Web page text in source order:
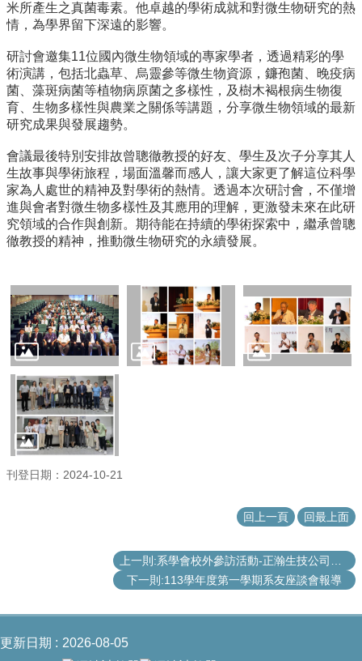
聯
絡
訊
English
最
新
消
息
系
所
簡
介
位
成
員
研
究
成
果
學
生
專
下
米所產生之真菌毒素。他卓越的學術成就和對微生物研究的熱
情，為學界留下深遠的影響。
研討會邀集11位國內微生物領域的專家學者，透過精彩的學
術演講，包括北蟲草、烏靈參等微生物資源，鐮孢菌、晚疫病
菌、藻斑病菌等植物病原菌之多樣性，及樹木褐根病生物復
育、生物多樣性與農業之關係等講題，分享微生物領域的最新
研究成果與發展趨勢。
會議最後特別安排故曾聰徹教授的好友、學生及次子分享其人
生故事與學術旅程，場面溫馨而感人，讓大家更了解這位科學
家為人處世的精神及對學術的熱情。透過本次研討會，不僅增
進與會者對微生物多樣性及其應用的理解，更激發未來在此研
究領域的合作與創新。期待能在持續的學術探索中，繼承曾聰
徹教授的精神，推動微生物研究的永續發展。
刊登日期：2024-10-21
回上一頁 回最上面
下一則:113學年度第一學期系友座談會報導
更新日期 2026-08-05